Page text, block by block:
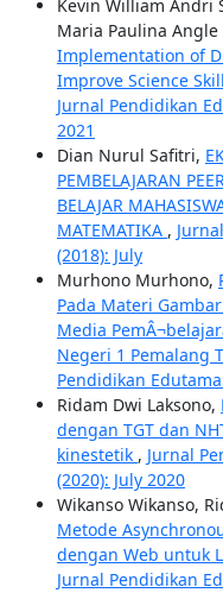
Kevin William Andri
Maria Paulina
Implementation of
Improve Science
Jurnal Pendidikan
2021
Dian Nurul Safitri,
PEMBELAJARAN
BELAJAR
MATEMATIKA ,
(2018): July
Murhono Murhono,
Pada Materi
Media
Negeri 1 Pemalang
Pendidikan
Ridam Dwi Laksono,
dengan TGT dan
kinestetik , Jurnal
(2020): July 2020
Wikanso Wikanso,
Metode
dengan Web untuk
Jurnal Pendidikan